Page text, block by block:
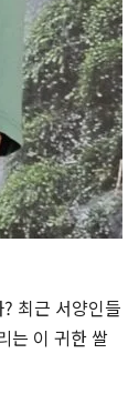
최근 서양인들
는 이 귀한 쌀